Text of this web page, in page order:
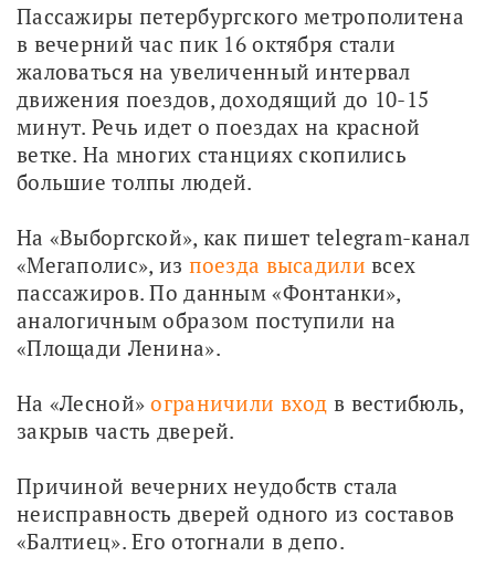
Пассажиры петербургского метрополитена
в вечерний час пик 16 октября стали
жаловаться на увеличенный интервал
движения поездов, доходящий до 10-15
минут. Речь идет о поездах на красной
ветке. На многих станциях скопились
большие толпы людей.
На «Выборгской», как пишет telegram-канал
«Мегаполис», из поезда высадили всех
пассажиров. По данным «Фонтанки»,
аналогичным образом поступили на
«Площади Ленина».
На «Лесной» ограничили вход в вестибюль,
закрыв часть дверей.
Причиной вечерних неудобств стала
неисправность дверей одного из составов
«Балтиец». Его отогнали в депо.